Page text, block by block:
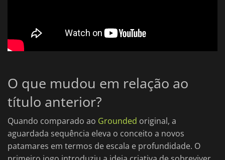
O que mudou em relação ao
título anterior?
Quando comparado ao Grounded original, a
aguardada sequência eleva o conceito a novos
patamares em termos de escala e profundidade. O